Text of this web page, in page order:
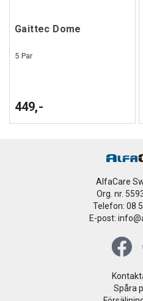
Gaittec Dome
5 Par
449,-
AlfaCare
Org. nr.
Telefon: 08
E-post:
Spåra